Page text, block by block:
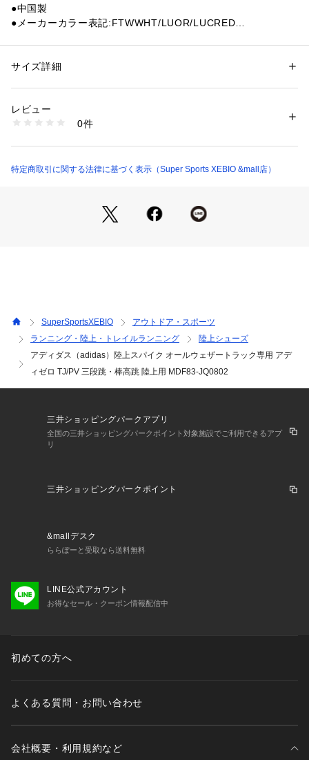
●中国製
●メーカーカラー表記:FTWWHT/LUOR/LUCRED
●ナローフィット(幅狭)
●Lightstrike Proクッショニング
●スパイクプレートアウトソール
段跳と棒高跳用シューズ。
スパイクアウトソールが確かなトラクションを導く。
●この製品は、アッパーに50%以上のリサイクル素材を使用す
【商品の購入にあたっての注意事項】
【こちらの商品について】
※シューズの製造過程で、接着剤の付着や縫製のズレ・歪みを
ださい。
※靴ひもの長さについては、左右10cm以内の差までは弊社許
容内とさせていただいております。左右の紐に10cm以上の差
なる場合があります。
※掲載の価格・製品のパッケージ・デザイン・仕様について、
予告なく変更することがあります。あらかじめご了承くださ
ウェザー ath_spisl
性別：メンズ
ニング ＞ 陸上シューズ
1540000467378
サイズ詳細
レビュー
0件
特定商取引に関する法律に基づく表示（Super Sports XEBIO &mall店）
SuperSportsXEBIO
アウトドア・スポーツ
ランニング・陸上・トレイルランニング
陸上シューズ
アディダス（adidas）陸上スパイク オールウェザートラック専用 アデ
ィゼロ TJ/PV 三段跳・棒高跳 陸上用 MDF83-JQ0802
三井ショッピングパークアプリ
全国の三井ショッピングパークポイント対象施設でご利用できるアプ
リ
三井ショッピングパークポイント
&mallデスク
ららぽーと受取なら送料無料
LINE公式アカウント
お得なセール・クーポン情報配信中
初めての方へ
よくある質問・お問い合わせ
会社概要・利用規約など